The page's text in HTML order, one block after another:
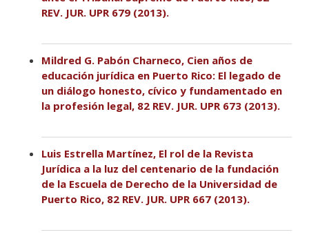
REV. JUR. UPR 679 (2013).
Mildred G. Pabón Charneco, Cien años de
educación jurídica en Puerto Rico: El legado de
un diálogo honesto, cívico y fundamentado en
la profesión legal, 82 REV. JUR. UPR 673 (2013).
Luis Estrella Martínez, El rol de la Revista
Jurídica a la luz del centenario de la fundación
de la Escuela de Derecho de la Universidad de
Puerto Rico, 82 REV. JUR. UPR 667 (2013).